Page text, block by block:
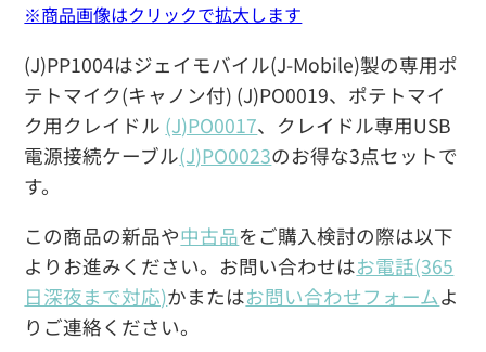
(J)PP1004はジェイモバイル(J-Mobile)製の専用ポ
テトマイク(キャノン付) (J)PO0019、ポテトマイ
ク用クレイドル (J)PO0017、クレイドル専用USB
電源接続ケーブル(J)PO0023のお得な3点セットで
す。
この商品の新品や中古品をご購入検討の際は以下
よりお進みください。お問い合わせはお電話(365
日深夜まで対応)かまたはお問い合わせフォームよ
りご連絡ください。
※商品画像はクリックで拡大します